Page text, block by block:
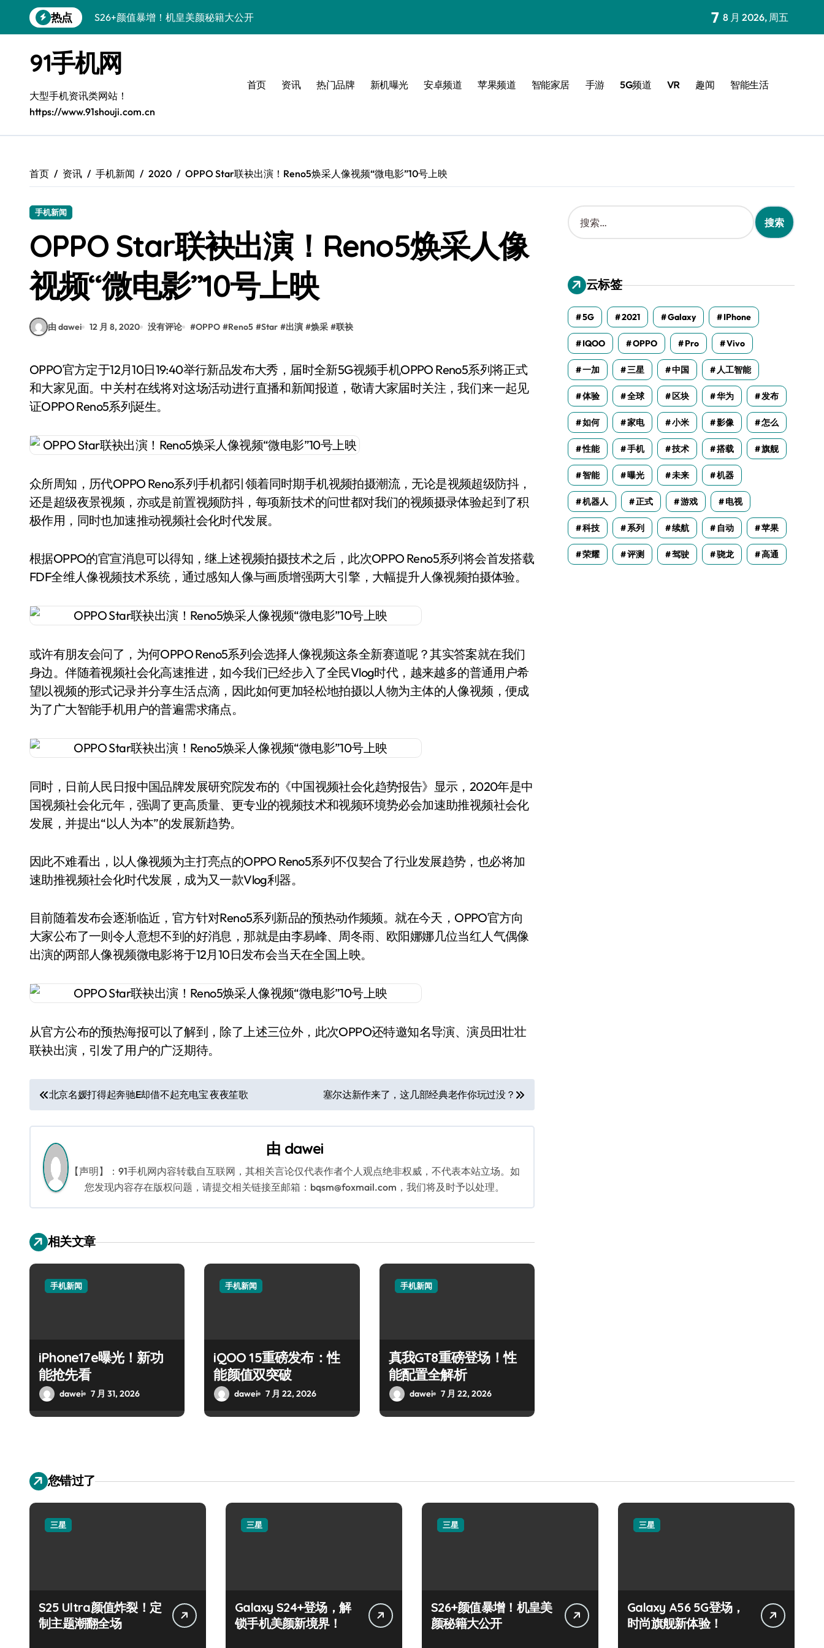
到
热点
S26+颜值暴增！机皇美颜秘籍大公开
三星Galaxy S26美颜秘籍，一键打造专属风格！
S25美化秘籍：个性定制，炫酷随行！
Galaxy C55 5G焕新秘籍：潮流定制，玩转无限可能
Galaxy C55 5G登场，美学新标杆！
S25+闪亮登场，这样拍秒变焦点！
7 8 月 2026, 周五
91手机网
大型手机资讯类网站！
https://www.91shouji.com.cn
首页 资讯 热门品牌 新机曝光 安卓频道 苹果频道 智能家居 手游 5G频道 VR 趣闻 智能生活
首页 资讯 手机新闻 2020 OPPO Star联袂出演！Reno5焕采人像视频“微电影”10号上映
手机新闻
OPPO Star联袂出演！Reno5焕采人像
视频“微电影”10号上映
由 dawei 12 月 8, 2020 没有评论 #OPPO #Reno5 #Star #出演 #焕采 #联袂
OPPO官方定于12月10日19:40举行新品发布大秀，届时全新5G视频手机OPPO Reno5系列将正式
和大家见面。中关村在线将对这场活动进行直播和新闻报道，敬请大家届时关注，我们来一起见
证OPPO Reno5系列诞生。
众所周知，历代OPPO Reno系列手机都引领着同时期手机视频拍摄潮流，无论是视频超级防抖，
还是超级夜景视频，亦或是前置视频防抖，每项新技术的问世都对我们的视频摄录体验起到了积
极作用，同时也加速推动视频社会化时代发展。
根据OPPO的官宣消息可以得知，继上述视频拍摄技术之后，此次OPPO Reno5系列将会首发搭载
FDF全维人像视频技术系统，通过感知人像与画质增强两大引擎，大幅提升人像视频拍摄体验。
或许有朋友会问了，为何OPPO Reno5系列会选择人像视频这条全新赛道呢？其实答案就在我们
身边。伴随着视频社会化高速推进，如今我们已经步入了全民Vlog时代，越来越多的普通用户希
望以视频的形式记录并分享生活点滴，因此如何更加轻松地拍摄以人物为主体的人像视频，便成
为了广大智能手机用户的普遍需求痛点。
同时，日前人民日报中国品牌发展研究院发布的《中国视频社会化趋势报告》显示，2020年是中
国视频社会化元年，强调了更高质量、更专业的视频技术和视频环境势必会加速助推视频社会化
发展，并提出“以人为本”的发展新趋势。
因此不难看出，以人像视频为主打亮点的OPPO Reno5系列不仅契合了行业发展趋势，也必将加
速助推视频社会化时代发展，成为又一款Vlog利器。
目前随着发布会逐渐临近，官方针对Reno5系列新品的预热动作频频。就在今天，OPPO官方向
大家公布了一则令人意想不到的好消息，那就是由李易峰、周冬雨、欧阳娜娜几位当红人气偶像
出演的两部人像视频微电影将于12月10日发布会当天在全国上映。
从官方公布的预热海报可以了解到，除了上述三位外，此次OPPO还特邀知名导演、演员田壮壮
联袂出演，引发了用户的广泛期待。
文
章
航
北京名媛打得起奔驰E却借不起充电宝 夜夜笙歌 塞尔达新作来了，这几部经典老作你玩过没？
由 dawei
【声明】：91手机网内容转载自互联网，其相关言论仅代表作者个人观点绝非权威，不代表本站立场。如
您发现内容存在版权问题，请提交相关链接至邮箱：bqsm@foxmail.com，我们将及时予以处理。
相关文章
手机新闻
iPhone17e曝光！新功
能抢先看
dawei 7 月 31, 2026
手机新闻
iQOO 15重磅发布：性
能颜值双突破
dawei 7 月 22, 2026
手机新闻
真我GT8重磅登场！性
能配置全解析
dawei 7 月 22, 2026
搜
索
：
云标签
5G 2021 Galaxy IPhone
IQOO OPPO Pro Vivo
一加 三星 中国 人工智能
体验 全球 区块 华为 发布
如何 家电 小米 影像 怎么
性能 手机 技术 搭载 旗舰
智能 曝光 未来 机器
机器人 正式 游戏 电视
科技 系列 续航 自动 苹果
荣耀 评测 驾驶 骁龙 高通
您错过了
三星
S25 Ultra颜值炸裂！定
制主题潮翻全场
三星
Galaxy S24+登场，解
锁手机美颜新境界！
三星
S26+颜值暴增！机皇美
颜秘籍大公开
三星
Galaxy A56 5G登场，
时尚旗舰新体验！